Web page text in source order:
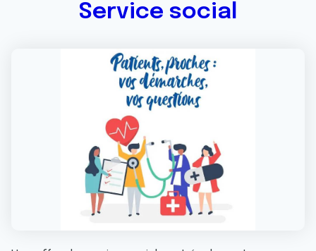
Service social